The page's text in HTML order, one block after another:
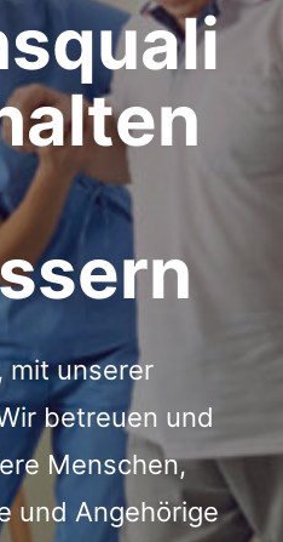
mit unserer
betreuen und
Menschen,
und Angehörige